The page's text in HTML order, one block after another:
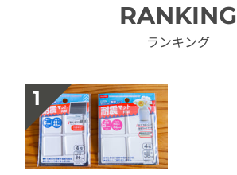
RANKING
ランキング